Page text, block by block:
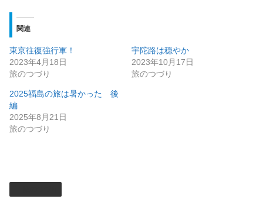
関連
東京往復強行軍！
2023年4月18日
旅のつづり
宇陀路は穏やか
2023年10月17日
旅のつづり
2025福島の旅は暑かった 後
編
2025年8月21日
旅のつづり